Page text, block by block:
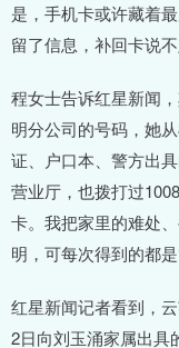
是，手机卡或许藏着
留了信息，补回卡说
程女士告诉红星新闻
明分公司的号码，她
证、户口本、警方出
营业厅，也拨打过
卡。我把家里的难处
明，可每次得到的都是
红星新闻记者看到，
2日向刘玉涌家属出具